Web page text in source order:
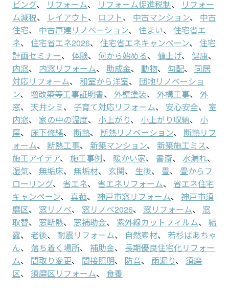
ビング、 リフォーム、 リフォーム促進税制、
リフォー
ム減税、 レイアウト、 ロフト、 中古マンション、
中古
住宅、 中古戸建リノベーション、 住まい、
住宅省エ
ネ、 住宅省エネ2026、 住宅省エネキャンペーン、
住宅
計画セミナー、 体験、 何から始める、 値上げ、 健康、
内窓、 内窓リフォーム、 助成金、 動物、 勾配、
同居
対応リフォーム、 和室から洋室、
団地リノベーショ
ン、 増改築等工事証明書、 外壁塗装、 外構工事、
外
窓、 天井シミ、 子育て対応リフォーム、 安心安全、
室
内窓、 家の中の温度、 小上がり、 小上がり収納、
小
屋、 床下修繕、 断熱、 断熱リノベーション、
断熱リフ
ォーム、 断熱工事、 新築マンション、 新築施工ミス、
施工アイデア、 施工事例、 暖かい家、 書斎、 水漏れ、
湿気、 無垢床、 無垢材、 玄関、 生後、 畳、
畳からフ
ローリング、 省エネ、 省エネリフォーム、
省エネ住宅
キャンペーン、 真菰、 神戸市窓リフォーム、
神戸市須
磨区、 窓リノベ、 窓リノベ2026、 窓リフォーム、
窓
取替、 窓断熱、 窓補助金、 紫外線カットフィルム、
結
露、 老後、 耐震リフォーム、 自然素材、
若杉ばあちゃ
ん、 落ち着く場所、 補助金、
長期優良住宅化リフォー
ム、 間取り変更、 間接照明、 防音、 雨漏り、
須磨
区、 須磨区リフォーム、 食養